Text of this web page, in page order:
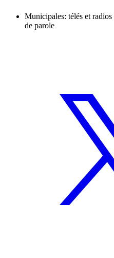
Municipales: télés et
de parole